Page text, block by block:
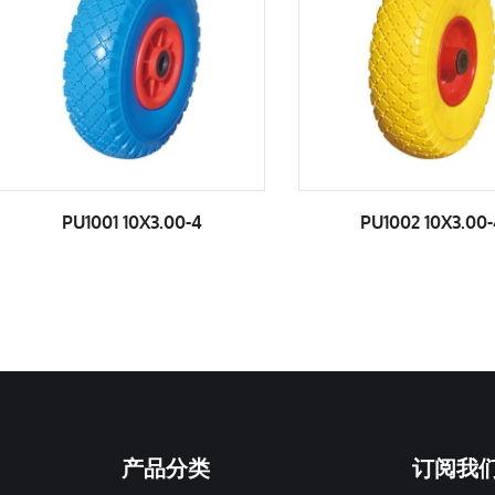
PU1001 10X3.00-4 PU1002
产品分类 订阅我